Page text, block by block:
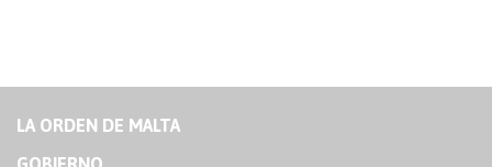
LA ORDEN DE MALTA